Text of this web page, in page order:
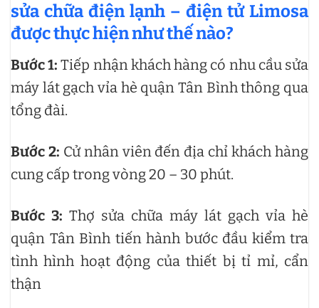
sửa chữa điện lạnh – điện tử Limosa
được thực hiện như thế nào?
Bước 1: Tiếp nhận khách hàng có nhu cầu sửa
máy lát gạch vỉa hè quận Tân Bình thông qua
tổng đài.
Bước 2: Cử nhân viên đến địa chỉ khách hàng
cung cấp trong vòng 20 – 30 phút.
Bước 3: Thợ sửa chữa máy lát gạch vỉa hè
quận Tân Bình tiến hành bước đầu kiểm tra
tình hình hoạt động của thiết bị tỉ mỉ, cẩn
thận